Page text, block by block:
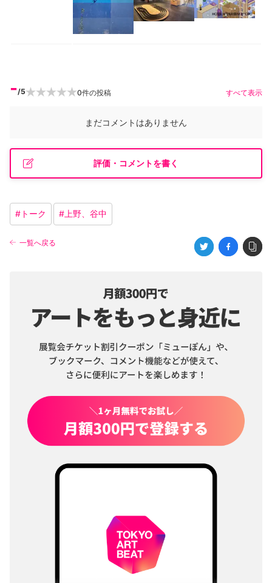
-/5 0件の投稿 すべて表示
まだコメントはありません
評価・コメントを書く
# トーク # 上野、谷中
一覧へ戻る